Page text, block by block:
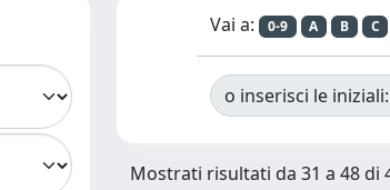
Vai a: 0-9 A B C
o inserisci le iniziali:
Mostrati risultati da 31 a 48 di